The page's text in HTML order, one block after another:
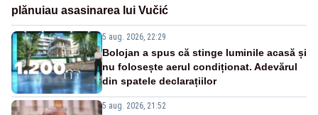
plănuiau asasinarea lui Vučić
5 aug. 2026, 22:29
Bolojan a spus că stinge luminile acasă și
nu folosește aerul condiționat. Adevărul
din spatele declarațiilor
5 aug. 2026, 21:52